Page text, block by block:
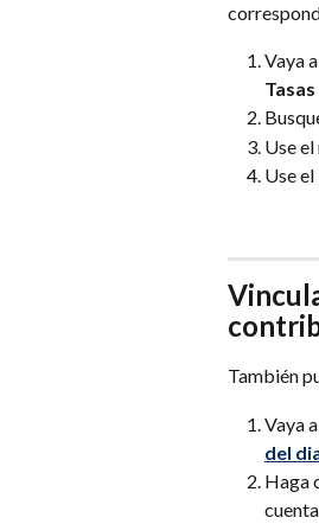
Vaya
Use
Use
También
Vaya
del
Haga